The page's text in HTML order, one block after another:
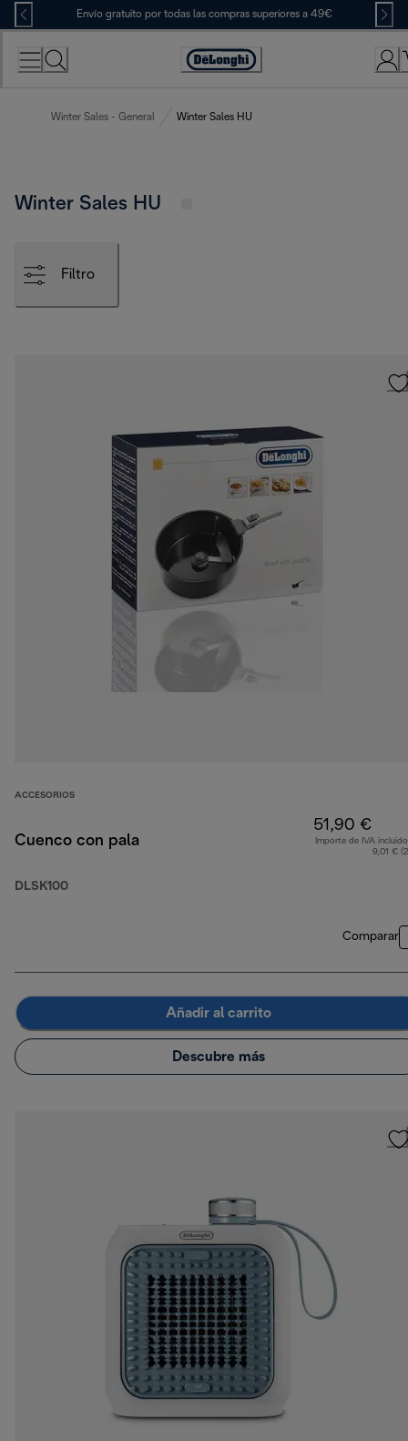
Skip
to
Content
Envío gratuito por todas las compras superiores a 49€
Accessibility
Winter Sales - General Winter Sales HU
Winter Sales HU
Filtro
ACCESORIOS
Cuenco con pala
DLSK100
51,90 €
Importe de IVA
9,01 €
Comparar
Añadir al carrito
Descubre más